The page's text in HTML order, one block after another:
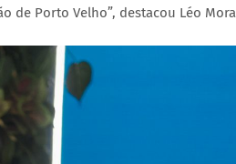
Porto Velho”, destacou Léo